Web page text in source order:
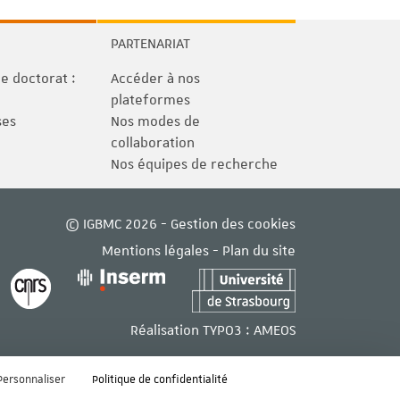
doctorat :
PARTENARIAT
Accéder à nos
plateformes
Nos modes de
collaboration
Nos équipes de recherche
© IGBMC 2026 - Gestion des cookies
Mentions légales - Plan du site
Réalisation TYPO3 : AMEOS
Politique de confidentialité